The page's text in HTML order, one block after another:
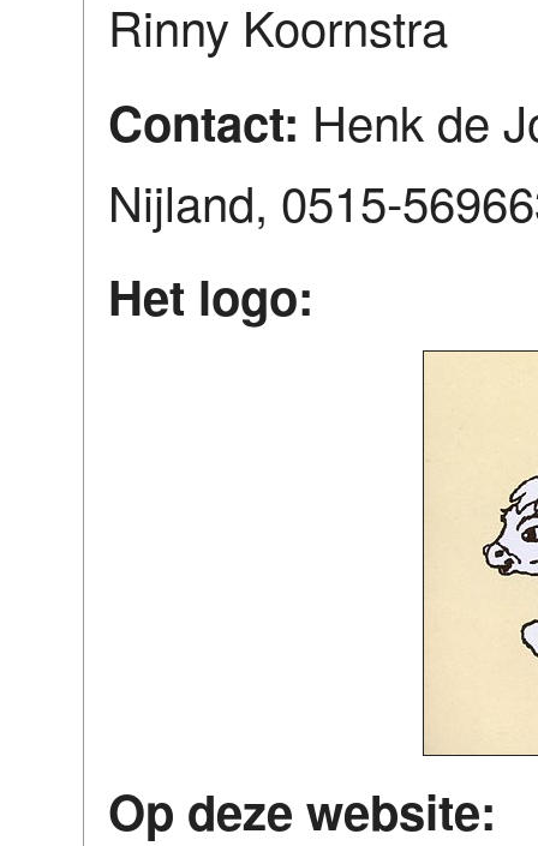
Rinny Koornstra
Contact: Henk de
Nijland, 0515-
Het logo:
Op deze website: